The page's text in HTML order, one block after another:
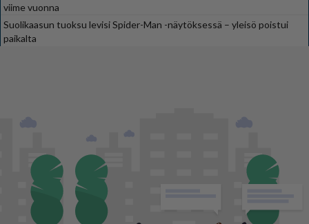
viime vuonna
Suolikaasun tuoksu levisi Spider-Man -näytöksessä – yleisö poistui
paikalta